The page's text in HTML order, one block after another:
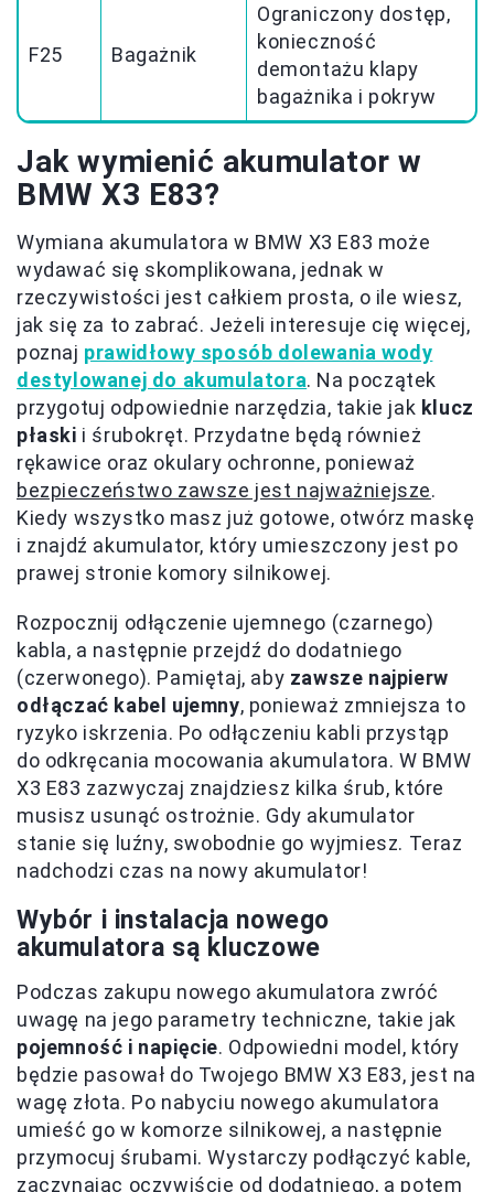
F25 Bagażnik
Ograniczony dostęp,
konieczność
demontażu klapy
bagażnika i pokryw
Jak wymienić akumulator w
BMW X3 E83?
Wymiana akumulatora w BMW X3 E83 może
wydawać się skomplikowana, jednak w
rzeczywistości jest całkiem prosta, o ile wiesz,
jak się za to zabrać. Jeżeli interesuje cię więcej,
poznaj prawidłowy sposób dolewania wody
destylowanej do akumulatora. Na początek
przygotuj odpowiednie narzędzia, takie jak klucz
płaski i śrubokręt. Przydatne będą również
rękawice oraz okulary ochronne, ponieważ
bezpieczeństwo zawsze jest najważniejsze.
Kiedy wszystko masz już gotowe, otwórz maskę
i znajdź akumulator, który umieszczony jest po
prawej stronie komory silnikowej.
Rozpocznij odłączenie ujemnego (czarnego)
kabla, a następnie przejdź do dodatniego
(czerwonego). Pamiętaj, aby zawsze najpierw
odłączać kabel ujemny, ponieważ zmniejsza to
ryzyko iskrzenia. Po odłączeniu kabli przystąp
do odkręcania mocowania akumulatora. W BMW
X3 E83 zazwyczaj znajdziesz kilka śrub, które
musisz usunąć ostrożnie. Gdy akumulator
stanie się luźny, swobodnie go wyjmiesz. Teraz
nadchodzi czas na nowy akumulator!
Wybór i instalacja nowego
akumulatora są kluczowe
Podczas zakupu nowego akumulatora zwróć
uwagę na jego parametry techniczne, takie jak
pojemność i napięcie. Odpowiedni model, który
będzie pasował do Twojego BMW X3 E83, jest na
wagę złota. Po nabyciu nowego akumulatora
umieść go w komorze silnikowej, a następnie
przymocuj śrubami. Wystarczy podłączyć kable,
zaczynając oczywiście od dodatniego, a potem